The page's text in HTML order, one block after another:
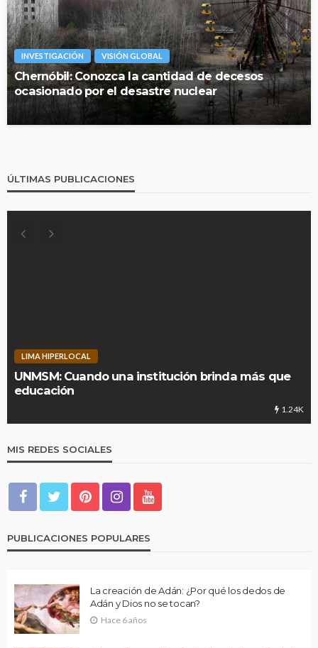
INVESTIGACIÓN VISIÓN GLOBAL
Chernóbil: Conozca la cantidad de decesos
ocasionado por el desastre nuclear
ÚLTIMAS PUBLICACIONES
LIMA HIPERLOCAL
UNMSM: Cuando una institución brinda más que
educación
1.24K
MIS REDES SOCIALES
PUBLICACIONES POPULARES
La creación de Adán: ¿Por qué los dedos de
Adán y Dios no se tocan?
Hace 6 años